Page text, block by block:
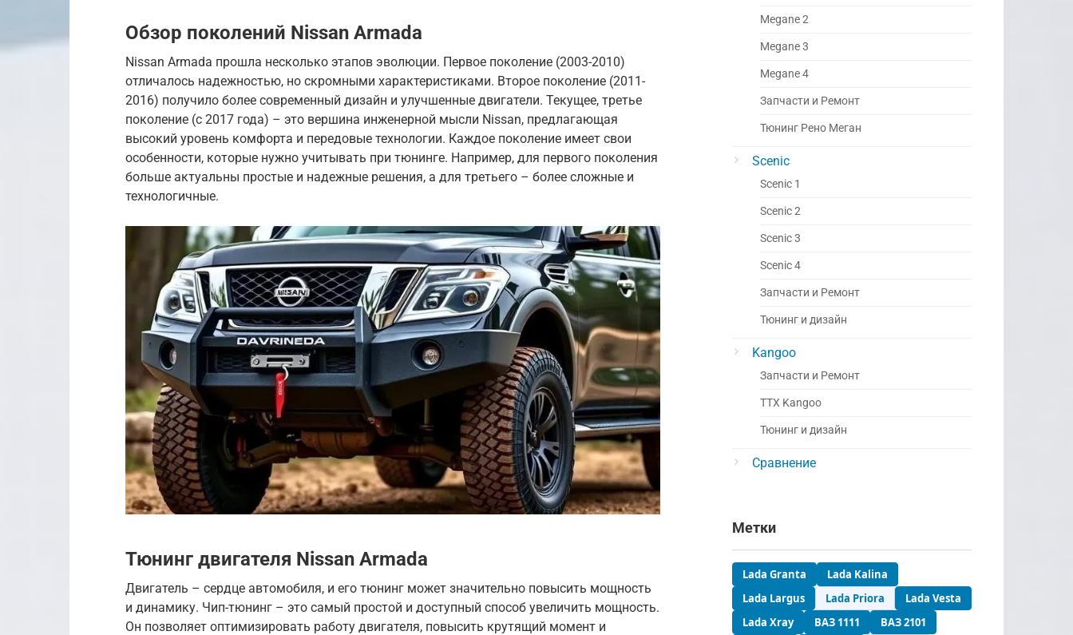
Обзор поколений Nissan Armada
Nissan Armada прошла несколько этапов эволюции. Первое поколение (2003-2010)
отличалось надежностью, но скромными характеристиками. Второе поколение (2011-
2016) получило более современный дизайн и улучшенные двигатели. Текущее, третье
поколение (с 2017 года) – это вершина инженерной мысли Nissan, предлагающая
высокий уровень комфорта и передовые технологии. Каждое поколение имеет свои
особенности, которые нужно учитывать при тюнинге. Например, для первого поколения
больше актуальны простые и надежные решения, а для третьего – более сложные и
технологичные.
Тюнинг двигателя Nissan Armada
Двигатель – сердце автомобиля, и его тюнинг может значительно повысить мощность
и динамику. Чип-тюнинг – это самый простой и доступный способ увеличить мощность.
Он позволяет оптимизировать работу двигателя, повысить крутящий момент и
Megane 2
Megane 3
Megane 4
Запчасти и Ремонт
Тюнинг Рено Меган
Scenic
Scenic 1
Scenic 2
Scenic 3
Scenic 4
Запчасти и Ремонт
Тюнинг и дизайн
Kangoo
Запчасти и Ремонт
ТТХ Kangoo
Тюнинг и дизайн
Сравнение
Метки
Lada Granta
Lada Kalina
Lada Largus
Lada Priora
Lada Vesta
Lada Xray
ВАЗ 1111
ВАЗ 2101